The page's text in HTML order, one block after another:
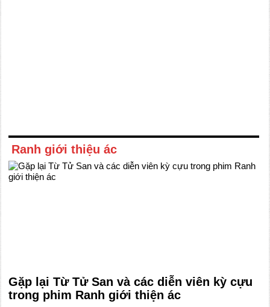
Ranh giới thiệu ác
Gặp lại Từ Tử San và các diễn viên kỳ cựu
trong phim Ranh giới thiện ác